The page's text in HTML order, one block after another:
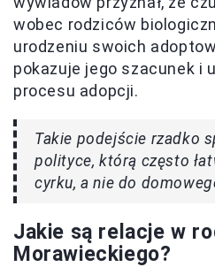
wobec rodziców
urodzeniu swoich
pokazuje jego szacunek i
procesu adopcji.
Takie podejście rzadko
polityce, którą często
cyrku, a nie do
Jakie są relacje w
Morawieckiego?